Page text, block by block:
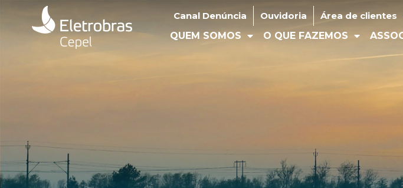
Ouvidoria Área de clientes
QUEM SOMOS O QUE FAZEMOS
Canal Denúncia Ouvidoria Área de clientes
QUEM SOMOS
O QUE FAZEMOS